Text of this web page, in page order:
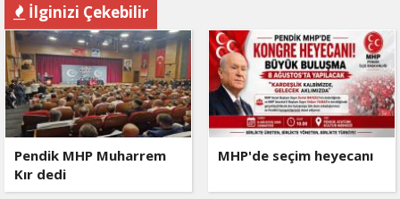
İlginizi Çekebilir
Pendik MHP Muharrem
Kır dedi
MHP'de seçim heyecanı